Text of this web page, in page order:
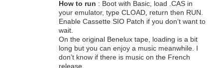
How to run : Boot with Basic, load .CAS in
your emulator, type CLOAD, return then RUN.
Enable Cassette SIO Patch if you don’t want to
wait.
On the original Benelux tape, loading is a bit
long but you can enjoy a music meanwhile. I
don’t know if there is music on the French
release.